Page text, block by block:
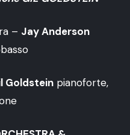
– Jay Anderson
Goldstein pianoforte,